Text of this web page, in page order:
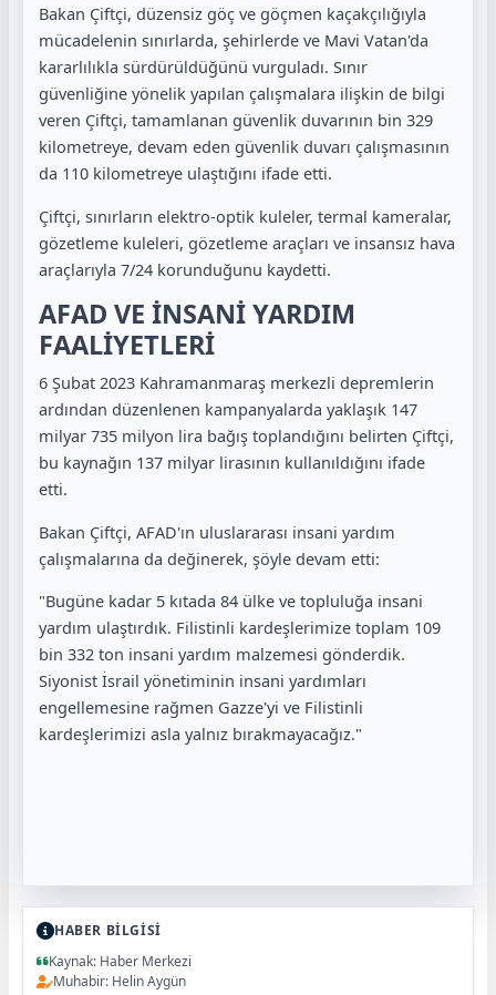
Bakan Çiftçi, düzensiz göç ve göçmen kaçakçılığıyla
mücadelenin sınırlarda, şehirlerde ve Mavi Vatan'da
kararlılıkla sürdürüldüğünü vurguladı. Sınır
güvenliğine yönelik yapılan çalışmalara ilişkin de bilgi
veren Çiftçi, tamamlanan güvenlik duvarının bin 329
kilometreye, devam eden güvenlik duvarı çalışmasının
da 110 kilometreye ulaştığını ifade etti.
Çiftçi, sınırların elektro-optik kuleler, termal kameralar,
gözetleme kuleleri, gözetleme araçları ve insansız hava
araçlarıyla 7/24 korunduğunu kaydetti.
AFAD VE İNSANİ YARDIM
FAALİYETLERİ
6 Şubat 2023 Kahramanmaraş merkezli depremlerin
ardından düzenlenen kampanyalarda yaklaşık 147
milyar 735 milyon lira bağış toplandığını belirten Çiftçi,
bu kaynağın 137 milyar lirasının kullanıldığını ifade
etti.
Bakan Çiftçi, AFAD'ın uluslararası insani yardım
çalışmalarına da değinerek, şöyle devam etti:
"Bugüne kadar 5 kıtada 84 ülke ve topluluğa insani
yardım ulaştırdık. Filistinli kardeşlerimize toplam 109
bin 332 ton insani yardım malzemesi gönderdik.
Siyonist İsrail yönetiminin insani yardımları
engellemesine rağmen Gazze'yi ve Filistinli
kardeşlerimizi asla yalnız bırakmayacağız."
HABER BİLGİSİ
Kaynak: Haber Merkezi
Muhabir: Helin Aygün